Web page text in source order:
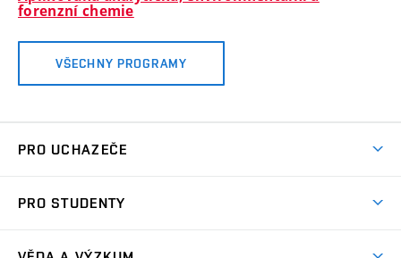
forenzní chemie
VŠECHNY PROGRAMY
PRO UCHAZEČE
Jak se dostat na FCH
PRO STUDENTY